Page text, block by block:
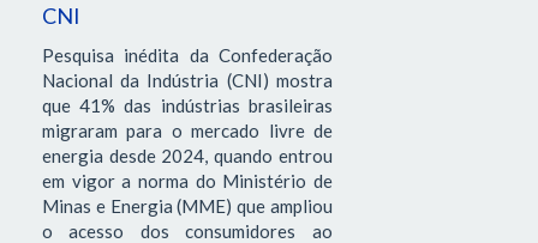
CNI
Pesquisa inédita da Confederação
Nacional da Indústria (CNI) mostra
que 41% das indústrias brasileiras
migraram para o mercado livre de
energia desde 2024, quando entrou
em vigor a norma do Ministério de
Minas e Energia (MME) que ampliou
o acesso dos consumidores ao